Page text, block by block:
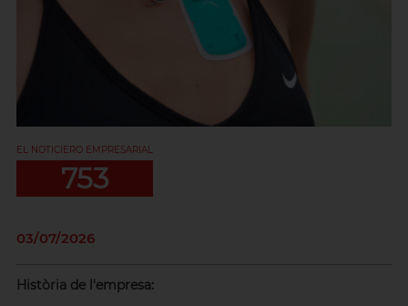
EL NOTICIERO EMPRESARIAL
753
03/07/2026
Història de l'empresa: